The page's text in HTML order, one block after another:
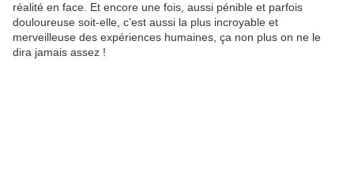
réalité en face. Et encore une fois, aussi pénible et parfois
douloureuse soit-elle, c’est aussi la plus incroyable et
merveilleuse des expériences humaines, ça non plus on ne le
dira jamais assez !